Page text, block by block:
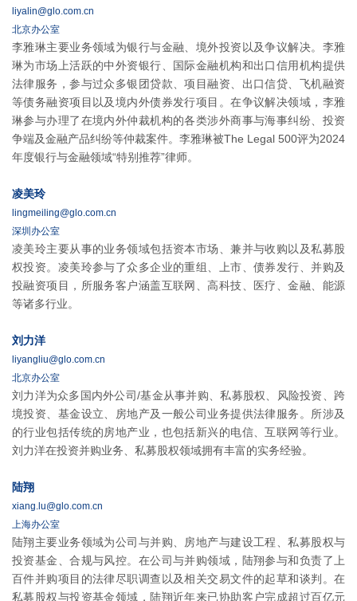
liyalin@glo.com.cn
北京办公室
李雅琳主要业务领域为银行与金融、境外投资以及争议解决。李雅
琳为市场上活跃的中外资银行、国际金融机构和出口信用机构提供
法律服务，参与过众多银团贷款、项目融资、出口信贷、飞机融资
等债务融资项目以及境内外债券发行项目。在争议解决领域，李雅
琳参与办理了在境内外仲裁机构的各类涉外商事与海事纠纷、投资
争端及金融产品纠纷等仲裁案件。李雅琳被The Legal 500评为2024
年度银行与金融领域“特别推荐”律师。
凌美玲
lingmeiling@glo.com.cn
深圳办公室
凌美玲主要从事的业务领域包括资本市场、兼并与收购以及私募股
权投资。凌美玲参与了众多企业的重组、上市、债券发行、并购及
投融资项目，所服务客户涵盖互联网、高科技、医疗、金融、能源
等诸多行业。
刘力洋
liyangliu@glo.com.cn
北京办公室
刘力洋为众多国内外公司/基金从事并购、私募股权、风险投资、跨
境投资、基金设立、房地产及一般公司业务提供法律服务。所涉及
的行业包括传统的房地产业，也包括新兴的电信、互联网等行业。
刘力洋在投资并购业务、私募股权领域拥有丰富的实务经验。
陆翔
xiang.lu@glo.com.cn
上海办公室
陆翔主要业务领域为公司与并购、房地产与建设工程、私募股权与
投资基金、合规与风控。在公司与并购领域，陆翔参与和负责了上
百件并购项目的法律尽职调查以及相关交易文件的起草和谈判。在
私募股权与投资基金领域，陆翔近年来已协助客户完成超过百亿元